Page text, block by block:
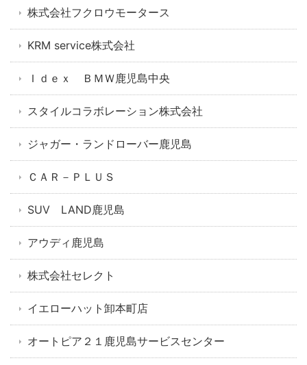
株式会社フクロウモータース
KRM service株式会社
Ｉｄｅｘ ＢＭＷ鹿児島中央
スタイルコラボレーション株式会社
ジャガー・ランドローバー鹿児島
ＣＡＲ－ＰＬＵＳ
SUV LAND鹿児島
アウディ鹿児島
株式会社セレクト
イエローハット卸本町店
オートピア２１鹿児島サービスセンター